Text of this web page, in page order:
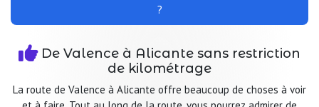
?
De Valence à Alicante sans restriction
de kilométrage
La route de Valence à Alicante offre beaucoup de choses à voir